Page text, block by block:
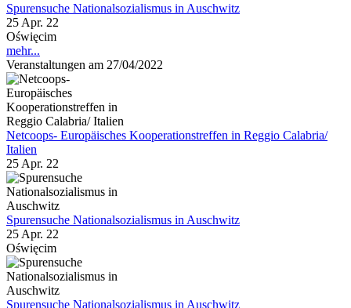
Spurensuche Nationalsozialismus in Auschwitz
25 Apr. 22
Oświęcim
mehr...
Veranstaltungen am 27/04/2022
Netcoops- Europäisches Kooperationstreffen in Reggio Calabria/
Italien
25 Apr. 22
Spurensuche Nationalsozialismus in Auschwitz
25 Apr. 22
Oświęcim
Spurensuche Nationalsozialismus in Auschwitz